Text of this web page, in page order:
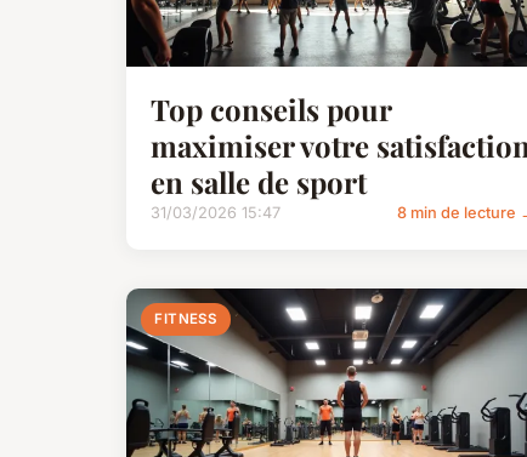
Top conseils pour
maximiser votre satisfaction
en salle de sport
31/03/2026 15:47 8 min de lecture
FITNESS